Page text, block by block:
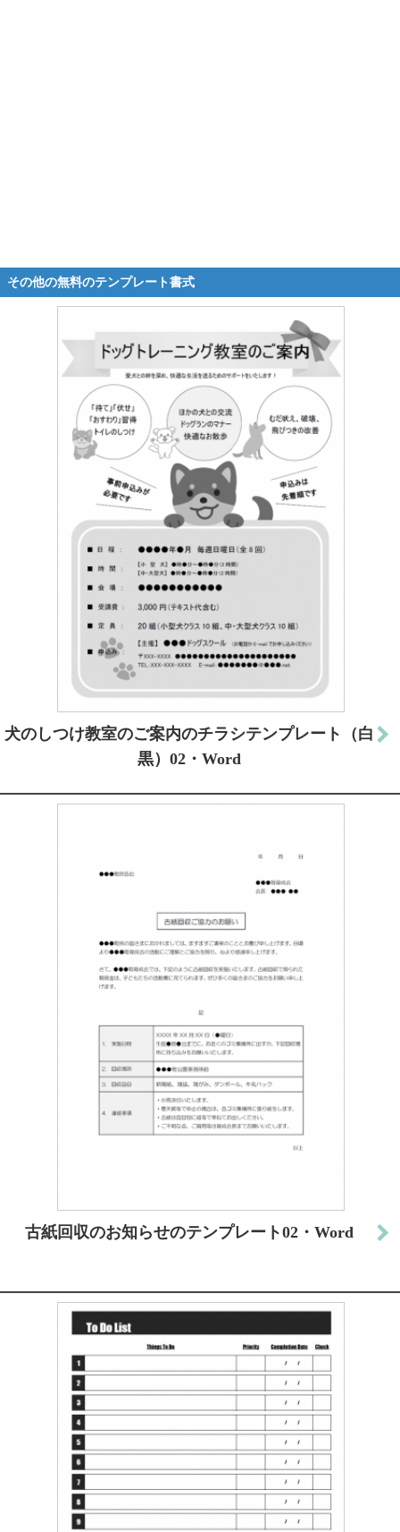
その他の無料のテンプレート書式
犬のしつけ教室のご案内のチラシテンプレート（白
黒）02・Word
古紙回収のお知らせのテンプレート02・Word